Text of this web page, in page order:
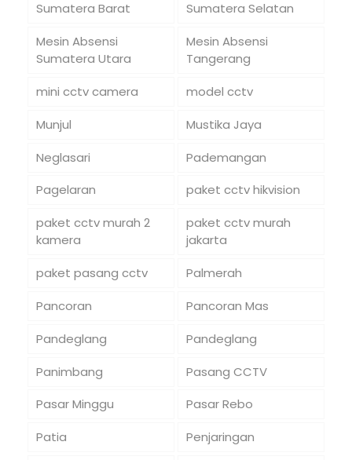
Sumatera Barat
Sumatera Selatan
Mesin Absensi
Sumatera Utara
Mesin Absensi
Tangerang
mini cctv camera
model cctv
Munjul
Mustika Jaya
Neglasari
Pademangan
Pagelaran
paket cctv hikvision
paket cctv murah 2
kamera
paket cctv murah
jakarta
paket pasang cctv
Palmerah
Pancoran
Pancoran Mas
Pandeglang
Pandeglang
Panimbang
Pasang CCTV
Pasar Minggu
Pasar Rebo
Patia
Penjaringan